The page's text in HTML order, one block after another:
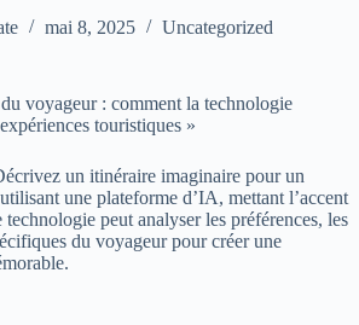
mai 8, 2025 Uncategorized
voyageur : comment la technologie
touristiques »
un itinéraire imaginaire pour un
une plateforme d’IA, mettant l’accent
peut analyser les préférences, les
du voyageur pour créer une